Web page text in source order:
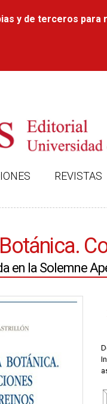
y de terceros para
REVISTAS
en la Solemne